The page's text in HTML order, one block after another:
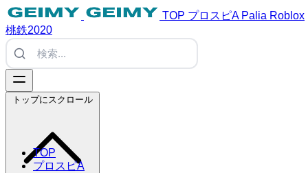
TOP プロスピA Palia Roblox
桃鉄2020
TOP
プロスピA
トップにスクロール